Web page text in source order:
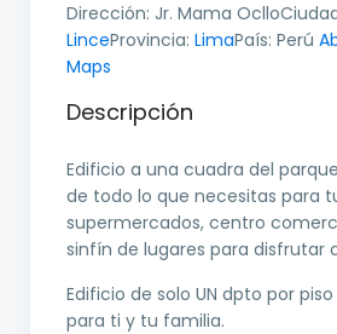
Dirección: Jr. Mama Ocllo
LinceProvincia: LimaPaís: Perú
Maps
Descripción
Edificio a una cuadra del
de todo lo que necesitas para
supermercados, centro
sinfín de lugares para disfrutar
Edificio de solo UN dpto por piso
para ti y tu familia.